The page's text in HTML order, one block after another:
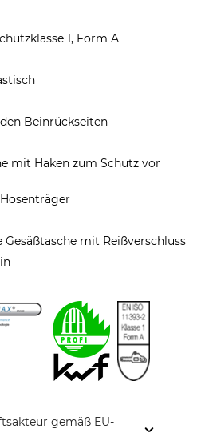
1, Form A
Beinrückseiten
mit Haken zum Schutz vor
Gesäßtasche mit Reißverschluss
gemäß EU-